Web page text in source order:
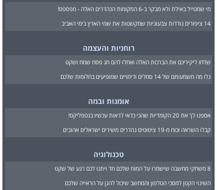
מי שמטייל באילת ולא מבקר ב-6 המקומות הנהדרים האלה - מפספס!
14 ציפורים נודדות צבעוניות שמקשטות את שמי הארץ בימי האביב
רוחניות והעצמה
שלחו ליקיריכם את הברכות האלה ואחלו להם חג פסח שמח ושקט
גלו מה משמעותם של 14 סמלים ודימויים שמופיעים בחלומות שלכם
אומנות ובמה
אספנו לך את 20 הקומדיות שהכי כדאי לראות עכשיו בנטפליקס!
קבלו השראה וכוח מ-19 ציטוטים נהדרים משירים ישראלים אהובים
טכנולוגיה
8 משחקי מחשבה שישמרו על המוח שלכם חד ויתנו לכם רגע של שקט
השינוי הקטן למסכי הטלפון והמחשב שיכול להגן על הראייה שלכם